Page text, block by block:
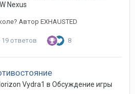
Nexus
Автор EXHAUSTED
19 ответов 8
Vydra1 в Обсуждение игры